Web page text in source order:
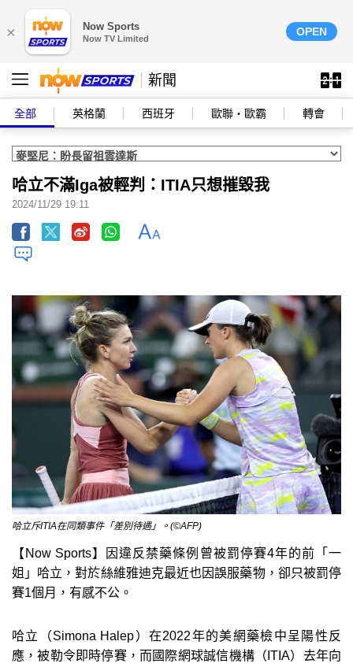
× Now Sports
Now TV Limited
OPEN
新聞
全部 英格蘭 西班牙 歐聯‧歐霸 轉會
哈立不滿Iga被輕判：ITIA只想摧毀我
2024/11/29 19:11
哈立斥ITIA在同類事件「差別待遇」。(©AFP)
【Now Sports】因違反禁藥條例曾被罰停賽4年的前「一
姐」哈立，對於絲維雅迪克最近也因誤服藥物，卻只被罰停
賽1個月，有感不公。
哈立（Simona Halep）在2022年的美網藥檢中呈陽性反
應，被勒令即時停賽，而國際網球誠信機構（ITIA）去年向